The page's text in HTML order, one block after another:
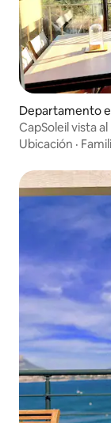
Departamento
CapSoleil vista
Ubicación ·